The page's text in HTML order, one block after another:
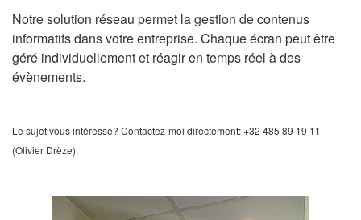
Notre solution réseau permet la gestion de contenus
informatifs dans votre entreprise. Chaque écran peut être
géré individuellement et réagir en temps réel à des
évènements.
Le sujet vous intéresse? Contactez-moi directement: +32 485 89 19 11
(Olivier Drèze).